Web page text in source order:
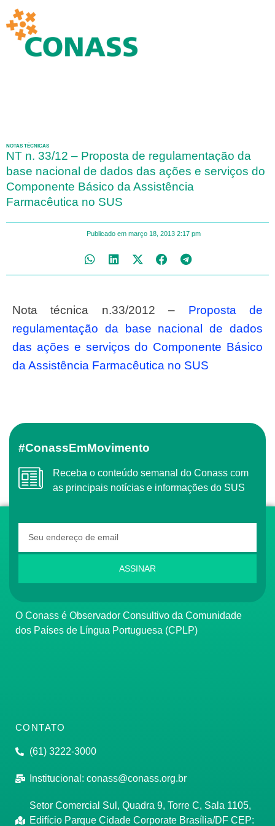
NOTAS TÉCNICAS
NT n. 33/12 – Proposta de regulamentação da
base nacional de dados das ações e serviços do
Componente Básico da Assistência
Farmacêutica no SUS
Publicado em março 18, 2013 2:17 pm
Nota técnica n.33/2012 – Proposta de
regulamentação da base nacional de dados
das ações e serviços do Componente Básico
da Assistência Farmacêutica no SUS
#ConassEmMovimento
Receba o conteúdo semanal do Conass com
as principais notícias e informações do SUS
ASSINAR
O Conass é Observador Consultivo da Comunidade
dos Países de Língua Portuguesa (CPLP)
CONTATO
(61) 3222-3000
Institucional: conass@conass.org.br
Setor Comercial Sul, Quadra 9, Torre C, Sala 1105,
Edifício Parque Cidade Corporate Brasília/DF CEP: